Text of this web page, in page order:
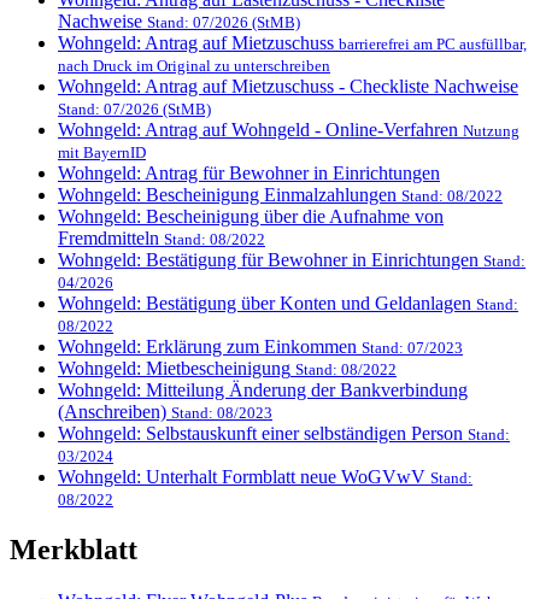
Nachweise Stand: 07/2026 (StMB)
Wohngeld: Antrag auf Mietzuschuss barrierefrei am PC ausfüllbar,
nach Druck im Original zu unterschreiben
Wohngeld: Antrag auf Mietzuschuss - Checkliste Nachweise
Stand: 07/2026 (StMB)
Wohngeld: Antrag auf Wohngeld - Online-Verfahren Nutzung
mit BayernID
Wohngeld: Antrag für Bewohner in Einrichtungen
Wohngeld: Bescheinigung Einmalzahlungen Stand: 08/2022
Wohngeld: Bescheinigung über die Aufnahme von
Fremdmitteln Stand: 08/2022
Wohngeld: Bestätigung für Bewohner in Einrichtungen Stand:
04/2026
Wohngeld: Bestätigung über Konten und Geldanlagen Stand:
08/2022
Wohngeld: Erklärung zum Einkommen Stand: 07/2023
Wohngeld: Mietbescheinigung Stand: 08/2022
Wohngeld: Mitteilung Änderung der Bankverbindung
(Anschreiben) Stand: 08/2023
Wohngeld: Selbstauskunft einer selbständigen Person Stand:
03/2024
Wohngeld: Unterhalt Formblatt neue WoGVwV Stand:
08/2022
Merkblatt